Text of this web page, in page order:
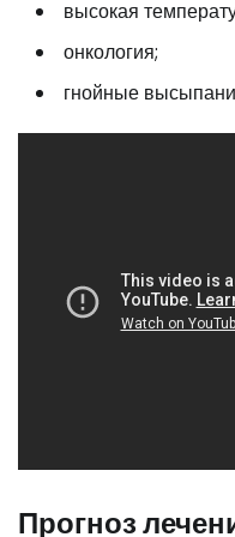
высокая
онкология;
гнойные
Прогноз